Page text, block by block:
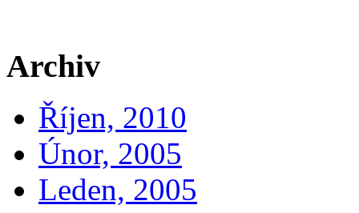
Archiv
Říjen, 2010
Únor, 2005
Leden, 2005